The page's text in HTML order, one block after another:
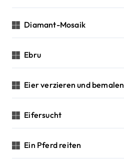
Diamant-Mosaik
Ebru
Eier verzieren und bemalen
Eifersucht
Ein Pferd reiten